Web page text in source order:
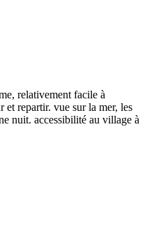
relativement facile à
repartir. vue sur la mer, les
nuit. accessibilité au village à